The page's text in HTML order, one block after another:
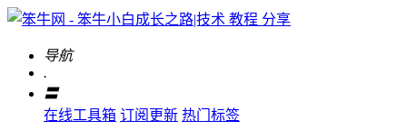
导航
.
〓
在线工具箱 订阅更新 热门标签